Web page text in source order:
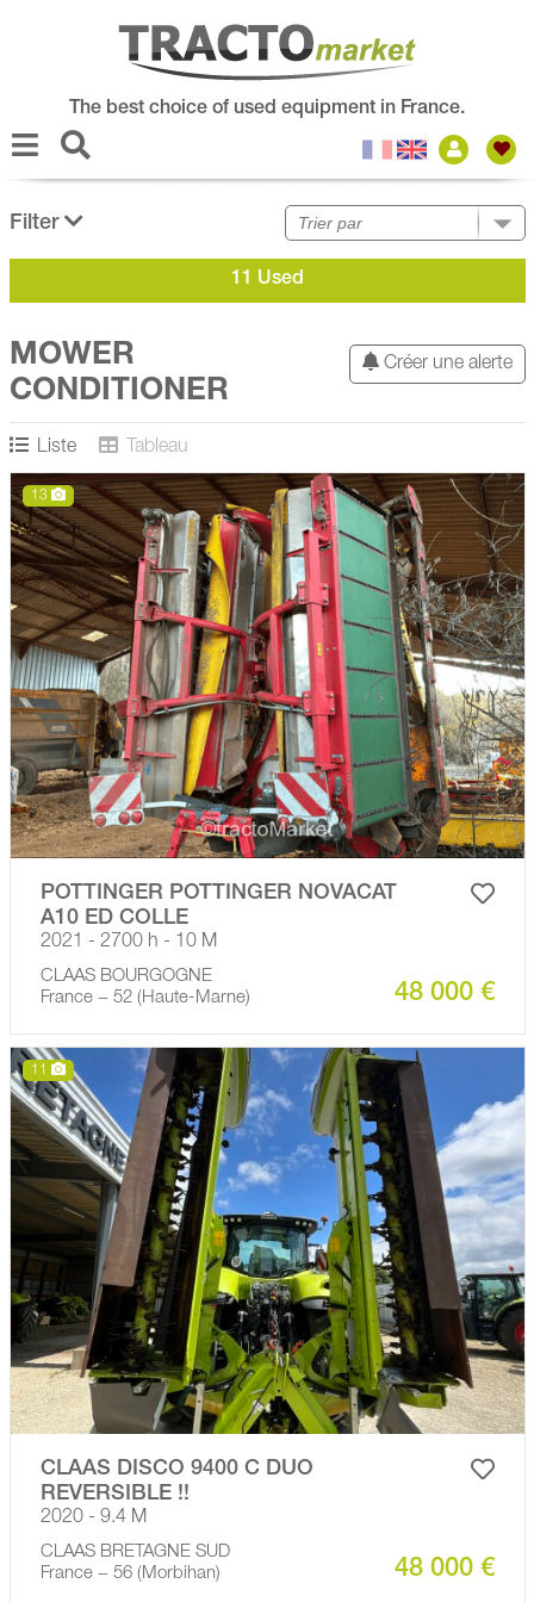
The best choice of used equipment in France.
Filter
11 Used
Créer une alerte
MOWER
CONDITIONER
Liste Tableau
13
POTTINGER POTTINGER NOVACAT
A10 ED COLLE
2021 - 2700 h - 10 M
CLAAS BOURGOGNE
France − 52 (Haute-Marne)
48 000 €
11
CLAAS DISCO 9400 C DUO
REVERSIBLE !!
2020 - 9.4 M
CLAAS BRETAGNE SUD
France − 56 (Morbihan)
48 000 €